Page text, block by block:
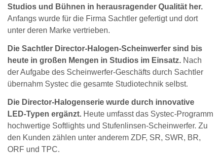
Studios und Bühnen in herausragender Qualität her.
Anfangs wurde für die Firma Sachtler gefertigt und dort
unter deren Marke vertrieben.
Die Sachtler Director-Halogen-Scheinwerfer sind bis
heute in großen Mengen in Studios im Einsatz. Nach
der Aufgabe des Scheinwerfer-Geschäfts durch Sachtler
übernahm Systec die gesamte Studiotechnik selbst.
Die Director-Halogenserie wurde durch innovative
LED-Typen ergänzt. Heute umfasst das Systec-Programm
hochwertige Softlights und Stufenlinsen-Scheinwerfer. Zu
den Kunden zählen unter anderem ZDF, SR, SWR, BR,
ORF und TPC.